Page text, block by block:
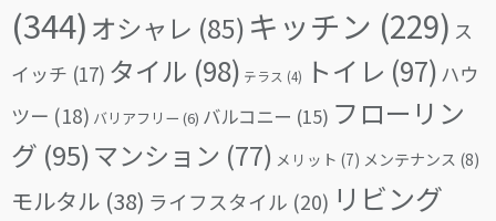
(344) オシャレ (85) キッチン (229) ス
イッチ (17) タイル (98) テラス (4) トイレ (97) ハウ
ツー (18) バリアフリー (6) バルコニー (15) フローリン
グ (95)マンション (77) メリット (7) メンテナンス (8)
モルタル (38) ライフスタイル (20) リビング